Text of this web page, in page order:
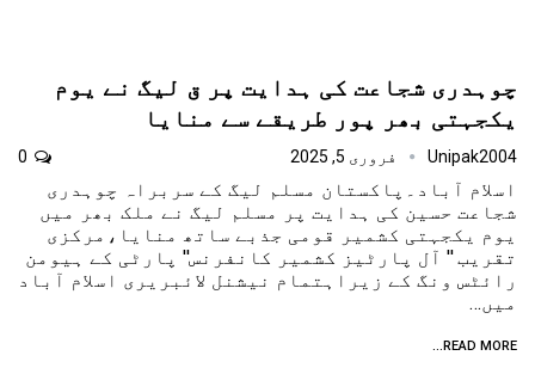
چوہدری شجاعت کی ہدایت پر ق لیگ نے یوم
یکجہتی بھر پور طریقے سے منایا
Unipak2004 فروری 5, 2025
اسلام آباد۔پاکستان مسلم لیگ کے سربراہ چوہدری
شجاعت حسین کی ہدایت پر مسلم لیگ نے ملک بھر میں
یوم یکجہتی کشمیر قومی جذبے ساتھ منایا،مرکزی
تقریب '' آل پارٹیز کشمیر کانفرنس'' پارٹی کے ہیومن
رائٹس ونگ کے زیراہتمام نیشنل لائبریری اسلام آباد
میں…
READ MORE...